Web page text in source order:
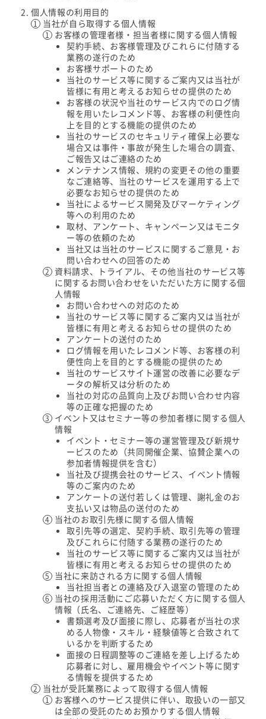
個人情報の利用目的
当社が自ら取得する個人情報
お客様の管理者様・担当者様に関する個人情報
契約手続、お客様管理及びこれらに付随する
業務の遂行のため
お客様サポートのため
当社のサービス等に関するご案内又は当社が
皆様に有用と考えるお知らせの提供のため
お客様の状況や当社のサービス内でのログ情
報を用いたレコメンド等、お客様の利便性向
上を目的とする機能の提供のため
当社のサービスのセキュリティ確保上必要な
場合又は事件・事故が発生した場合の調査、
ご報告又はご連絡のため
メンテナンス情報、規約の変更その他の重要
なご連絡等、当社のサービスを運用する上で
必要なお知らせの提供のため
当社によるサービス開発及びマーケティング
等への利用のため
取材、アンケート、キャンペーン又はモニタ
ー等の依頼のため
当社又は当社のサービスに関するご意見・お
問い合わせへの回答のため
資料請求、トライアル、その他当社のサービス等
に関するお問い合わせをいただいた方に関する個
人情報
お問い合わせへの対応のため
当社のサービス等に関するご案内又は当社が
皆様に有用と考えるお知らせの提供のため
アンケートの送付のため
ログ情報を用いたレコメンド等、お客様の利
便性向上を目的とする機能の提供のため
当社のサービスサイト運営の改善に必要なデ
ータの解析又は分析のため
当社の対応の品質向上及びお問い合わせ内容
等の正確な把握のため
イベント又はセミナー等の参加者様に関する個人
情報
イベント・セミナー等の運営管理及び新規サ
ービスのため（共同開催企業、協賛企業への
参加者情報提供を含む）
当社及び提携会社のサービス、イベント情報
等のご案内のため
アンケートの送付若しくは管理、謝礼金のお
支払い又は物品の送付のため
当社のお取引先様に関する個人情報
取引先等の選定、契約手続、取引先等の管理
及びこれらに付随する業務の遂行のため
当社のサービス等に関するご案内又は当社が
皆様に有用と考えるお知らせの提供のため
当社に来訪される方に関する個人情報
当社担当者との連絡及び入退室の管理のため
当社の採用活動にご応募いただく方に関する個人
情報（氏名、ご連絡先、ご経歴等）
書類選考及び面接に際し、応募者が当社の求
める人物像・スキル・経験値等と合致されて
いるかを判断するため
面接の日程調整等のご連絡を差し上げるため
応募者に対し、雇用機会やイベント等に関す
る情報を提供するため
当社が受託業務によって取得する個人情報
お客様へのサービス提供に伴い、取扱いの一部又
は全部の受託のためお預かりする個人情報